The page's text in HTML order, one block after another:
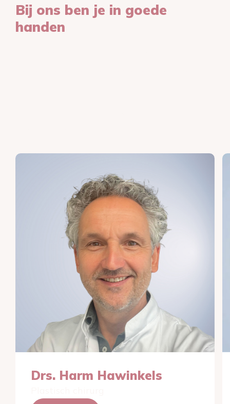
Bij ons ben je in goede
handen
Drs. Harm Hawinkels